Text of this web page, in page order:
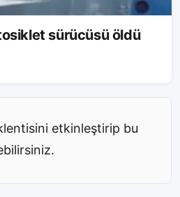
motosiklet sürücüsü öldü
etkinleştirip bu